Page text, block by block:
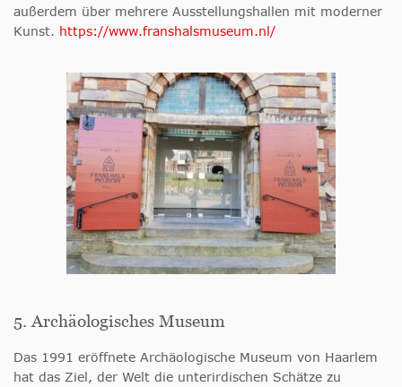
außerdem über mehrere Ausstellungshallen mit moderner
Kunst. https://www.franshalsmuseum.nl/
5. Archäologisches Museum
Das 1991 eröffnete Archäologische Museum von Haarlem
hat das Ziel, der Welt die unterirdischen Schätze zu